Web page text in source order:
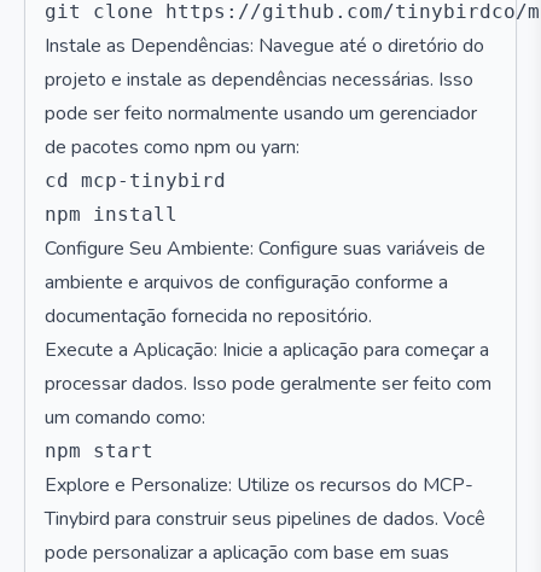
Instale as Dependências: Navegue até o diretório do
projeto e instale as dependências necessárias. Isso
pode ser feito normalmente usando um gerenciador
de pacotes como npm ou yarn:
cd mcp-tinybird
Configure Seu Ambiente: Configure suas variáveis de
ambiente e arquivos de configuração conforme a
documentação fornecida no repositório.
Execute a Aplicação: Inicie a aplicação para começar a
processar dados. Isso pode geralmente ser feito com
um comando como:
Explore e Personalize: Utilize os recursos do MCP-
Tinybird para construir seus pipelines de dados. Você
pode personalizar a aplicação com base em suas